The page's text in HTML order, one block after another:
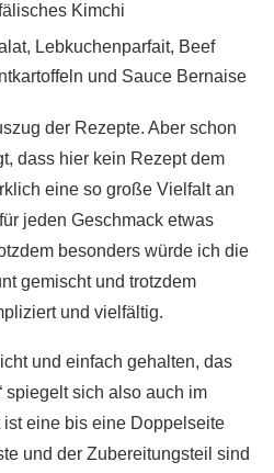
Kimchi
Lebkuchenparfait, Beef
und Sauce Bernaise
der Rezepte. Aber schon
dass hier kein Rezept dem
eine so große Vielfalt an
jeden Geschmack etwas
besonders würde ich die
gemischt und trotzdem
und vielfältig.
und einfach gehalten, das
spiegelt sich also auch im
ist eine bis eine Doppelseite
und der Zubereitungsteil sind